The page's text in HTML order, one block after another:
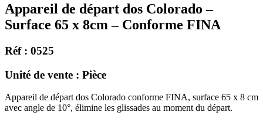
Appareil de départ dos Colorado –
Surface 65 x 8cm – Conforme FINA
Réf : 0525
Unité de vente : Pièce
Appareil de départ dos Colorado conforme FINA, surface 65 x 8 cm
avec angle de 10°, élimine les glissades au moment du départ.